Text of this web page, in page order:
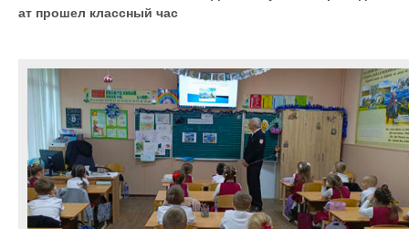
ат прошел классный час